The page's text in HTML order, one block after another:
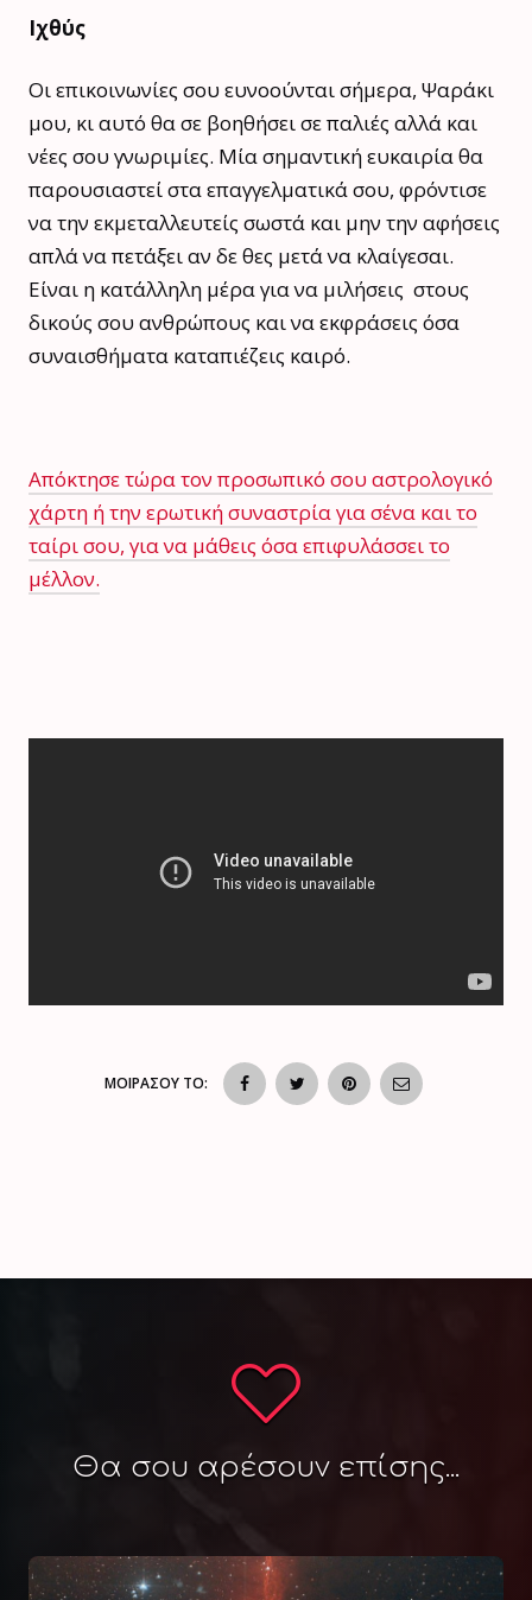
Ιχθύς
Οι επικοινωνίες σου ευνοούνται σήμερα, Ψαράκι
μου, κι αυτό θα σε βοηθήσει σε παλιές αλλά και
νέες σου γνωριμίες. Μία σημαντική ευκαιρία θα
παρουσιαστεί στα επαγγελματικά σου, φρόντισε
να την εκμεταλλευτείς σωστά και μην την αφήσεις
απλά να πετάξει αν δε θες μετά να κλαίγεσαι.
Είναι η κατάλληλη μέρα για να μιλήσεις στους
δικούς σου ανθρώπους και να εκφράσεις όσα
συναισθήματα καταπιέζεις καιρό.
Απόκτησε τώρα τον προσωπικό σου αστρολογικό
χάρτη ή την ερωτική συναστρία για σένα και το
ταίρι σου, για να μάθεις όσα επιφυλάσσει το
μέλλον.
ΜΟΙΡΑΣΟΥ ΤΟ:
Θα σου αρέσουν επίσης...